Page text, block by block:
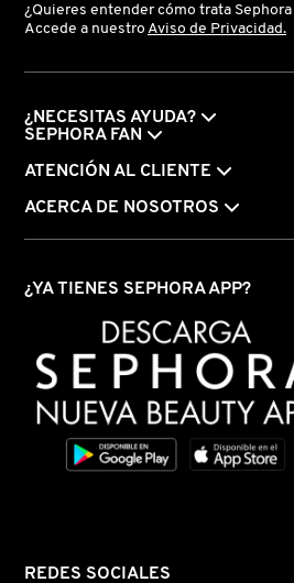
MOROCCANOIL
MOSCHINO
NATASHA DENONA
¿Quieres entender cómo trata
Accede a nuestro Aviso de Privacidad.
¿NECESITAS AYUDA?
SEPHORA FAN
ATENCIÓN AL CLIENTE
ACERCA DE NOSOTROS
¿YA TIENES SEPHORA APP?
REDES SOCIALES